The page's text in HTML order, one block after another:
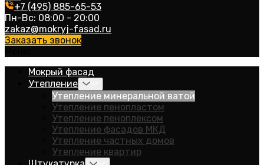
+7 (495) 885-65-53
Пн-Вс: 08:00 - 20:00
zakaz@mokryj-fasad.ru
Заказать звонок
Мокрый фасад
Утепление
Утепление минеральной ватой
Утепление пенопластом
Утепление пеноплексом
Утепление фасадов МКД
Утепление частных домов
Утепление квартир